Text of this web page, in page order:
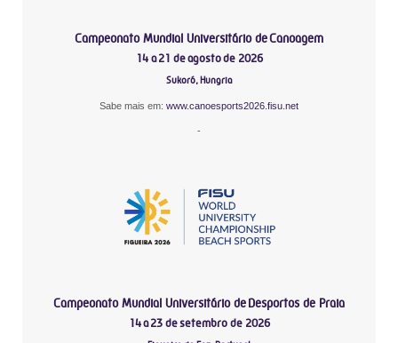
Campeonato Mundial Universitário de Canoagem
14 a 21 de agosto de 2026
Sukoró, Hungria
Sabe mais em: www.canoesports2026.fisu.net
-
Campeonato Mundial Universitário de Desportos de Praia
14 a 23 de setembro de 2026